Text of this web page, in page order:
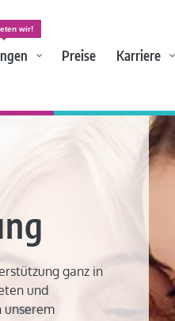
wir!
Preise Karriere
ganz in
und
unserem